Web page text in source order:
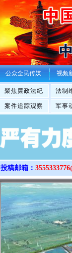
公众全民传媒 视频
聚焦廉政法纪 法制
案件追踪观察 军事
投稿邮箱：